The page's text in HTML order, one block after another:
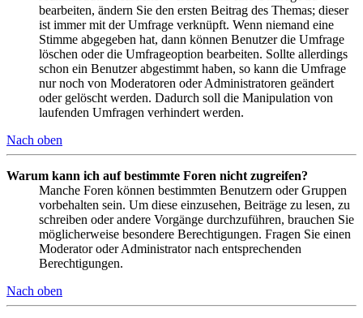
bearbeiten, ändern Sie den ersten Beitrag des Themas; dieser
ist immer mit der Umfrage verknüpft. Wenn niemand eine
Stimme abgegeben hat, dann können Benutzer die Umfrage
löschen oder die Umfrageoption bearbeiten. Sollte allerdings
schon ein Benutzer abgestimmt haben, so kann die Umfrage
nur noch von Moderatoren oder Administratoren geändert
oder gelöscht werden. Dadurch soll die Manipulation von
laufenden Umfragen verhindert werden.
Nach oben
Warum kann ich auf bestimmte Foren nicht zugreifen?
Manche Foren können bestimmten Benutzern oder Gruppen
vorbehalten sein. Um diese einzusehen, Beiträge zu lesen, zu
schreiben oder andere Vorgänge durchzuführen, brauchen Sie
möglicherweise besondere Berechtigungen. Fragen Sie einen
Moderator oder Administrator nach entsprechenden
Berechtigungen.
Nach oben